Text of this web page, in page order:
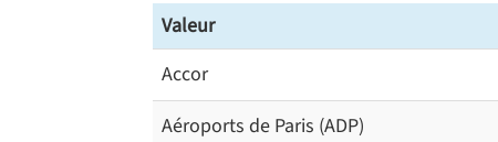
Valeur
Accor
Aéroports de Paris (ADP)